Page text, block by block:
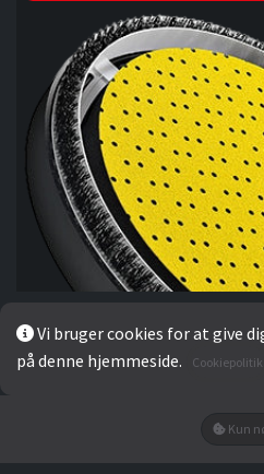
Vi bruger cookies for at give
på denne hjemmeside.
Cookiepolitik
Kun